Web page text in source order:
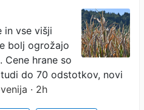
v
in vse višji
bolj ogrožajo
Cene hrane so
do 70 odstotkov, novi
· 2h